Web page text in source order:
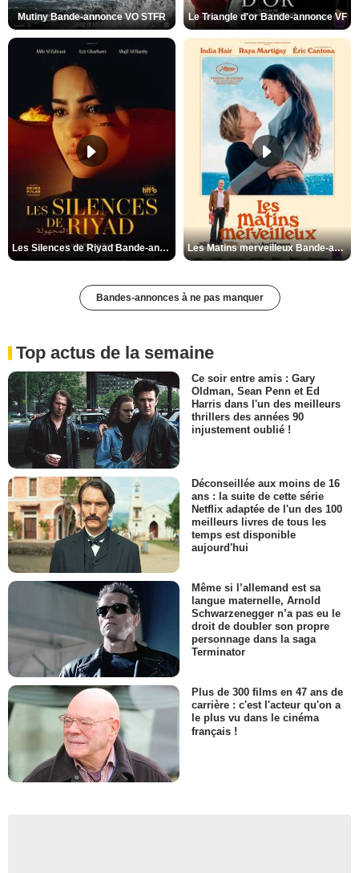
Mutiny Bande-annonce VO STFR Le Triangle d'or Bande-annonce VF
Les Silences de Riyad Bande-annonce VO STFR Les Matins merveilleux Bande-annonce VF
Bandes-annonces à ne pas manquer
Top actus de la semaine
Ce soir entre amis : Gary
Oldman, Sean Penn et Ed
Harris dans l'un des meilleurs
thrillers des années 90
injustement oublié !
Déconseillée aux moins de 16
ans : la suite de cette série
Netflix adaptée de l'un des 100
meilleurs livres de tous les
temps est disponible
aujourd'hui
Même si l’allemand est sa
langue maternelle, Arnold
Schwarzenegger n’a pas eu le
droit de doubler son propre
personnage dans la saga
Terminator
Plus de 300 films en 47 ans de
carrière : c'est l'acteur qu'on a
le plus vu dans le cinéma
français !